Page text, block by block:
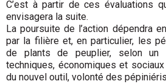
C’est à partir de ces évaluations
envisagera la suite.
La poursuite de l’action dépendra
par la filière et, en particulier, les
de plants de peuplier, selon un
techniques, économiques et
du nouvel outil, volonté des